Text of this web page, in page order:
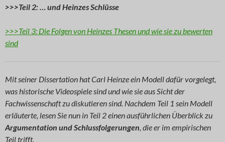
>>>Teil 2: … und Heinzes Schlüsse
>>>Teil 3: Die Folgen von Heinzes Thesen und wie sie zu bewerten
sind
Mit seiner Dissertation hat Carl Heinze ein Modell dafür vorgelegt,
was historische Videospiele sind und wie sie aus Sicht der
Fachwissenschaft zu diskutieren sind. Nachdem Teil 1 sein Modell
erläuterte, lesen Sie nun in Teil 2 einen ausführlichen Überblick zu
Argumentation und Schlussfolgerungen, die er im empirischen
Teil trifft.